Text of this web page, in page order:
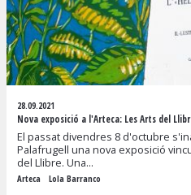
28.09.2021
Nova exposició a l'Arteca: Les Arts del
El passat divendres 8 d'octubre
Palafrugell una nova exposició
del Llibre. Una...
Arteca Lola Barranco